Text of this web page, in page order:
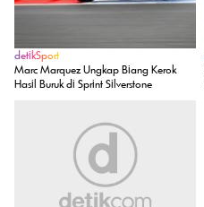
detikSport
Marc Marquez Ungkap Biang Kerok
Hasil Buruk di Sprint Silverstone